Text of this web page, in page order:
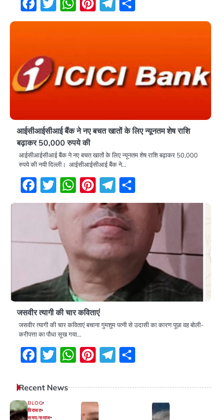
आईसीआईसीआई बैंक ने नए बचत खातों के लिए न्यूनतम शेष राशि
बढ़ाकर 50,000 रुपये की
आईसीआईसीआई बैंक ने नए बचत खातों के लिए न्यूनतम शेष राशि बढ़ाकर 50,000
रुपये की नयी दिल्ली। आईसीआईसीआई बैंक ने…
Facebook
Twitter
WhatsApp
Pinterest
Telegram
जसवीर त्यागी की चार कविताएं
जसवीर त्यागी की चार कविताएं बचाना गुमशुम पत्नी से उदासी का कारण पूछा वह बोली-
करीपत्ता का पौधा सूख गया…
Facebook
Twitter
WhatsApp
Pinterest
Telegram
Recent News
BLOG
विरासत
समय/समाज